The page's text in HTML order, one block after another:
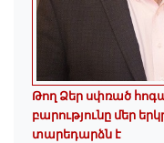
Թող Ձեր սփռած
բարությունը մեր
տարեդարձն է